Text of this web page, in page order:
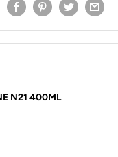
N21 400ML